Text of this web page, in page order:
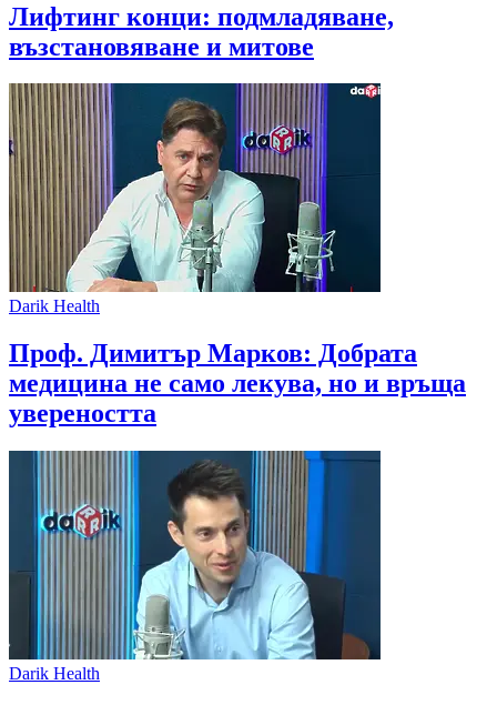
Лифтинг конци: подмладяване,
възстановяване и митове
Darik Health
Проф. Димитър Марков: Добрата
медицина не само лекува, но и връща
увереността
Darik Health